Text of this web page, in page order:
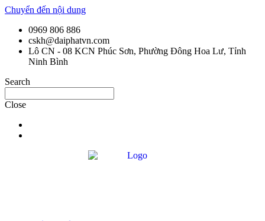
Chuyển đến nội dung
0969 806 886
cskh@daiphatvn.com
Lô CN - 08 KCN Phúc Sơn, Phường Đông Hoa Lư, Tỉnh
Ninh Bình
Search
Close